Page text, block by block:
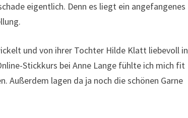
eigentlich. Denn es liegt ein angefangenes
und von ihrer Tochter Hilde Klatt liebevoll in
Stickkurs bei Anne Lange fühlte ich mich fit
Außerdem lagen da ja noch die schönen Garne